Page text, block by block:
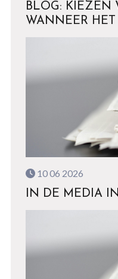
BLOG: KIEZEN
WANNEER
10 06 2026
IN DE MEDIA